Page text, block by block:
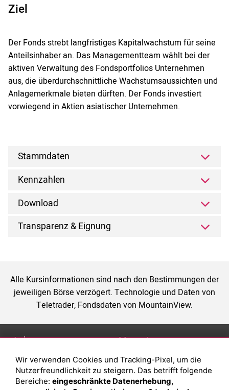
Ziel
Der Fonds strebt langfristiges Kapitalwachstum für seine
Anteilsinhaber an. Das Managementteam wählt bei der
aktiven Verwaltung des Fondsportfolios Unternehmen
aus, die überdurchschnittliche Wachstumsaussichten und
Anlagemerkmale bieten dürften. Der Fonds investiert
vorwiegend in Aktien asiatischer Unternehmen.
Stammdaten
Kennzahlen
Download
Transparenz & Eignung
Alle Kursinformationen sind nach den Bestimmungen der
jeweiligen Börse verzögert. Technologie und Daten von
Teletrader, Fondsdaten von MountainView.
Anlage
Depot eröffnen
Depot vergleichen
Magazin
Was sind sind ETFs?
Sparplan Vorteile
Wir verwenden Cookies und Tracking-Pixel, um die
Nutzerfreundlichkeit zu steigern. Das betrifft folgende
Bereiche: eingeschränkte Datenerhebung,